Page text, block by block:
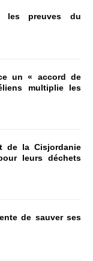
les preuves du
un « accord de
multiplie les
de la Cisjordanie
leurs déchets
de sauver ses